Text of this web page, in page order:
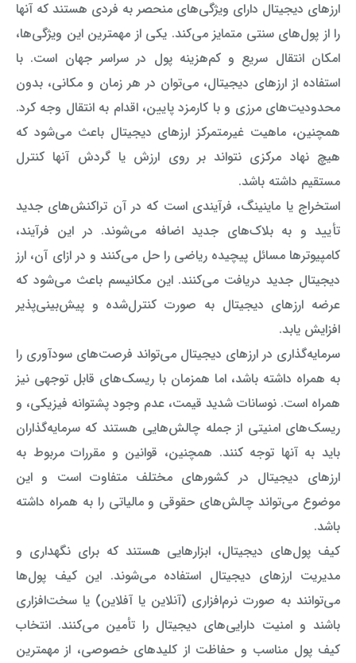
ارزهای دیجیتال دارای ویژگی‌های منحصر به فردی هستند که آنها
را از پول‌های سنتی متمایز می‌کند. یکی از مهمترین این ویژگی‌ها،
امکان انتقال سریع و کم‌هزینه پول در سراسر جهان است. با
استفاده از ارزهای دیجیتال، می‌توان در هر زمان و مکانی، بدون
محدودیت‌های مرزی و با کارمزد پایین، اقدام به انتقال وجه کرد.
همچنین، ماهیت غیرمتمرکز ارزهای دیجیتال باعث می‌شود که
هیچ نهاد مرکزی نتواند بر روی ارزش یا گردش آنها کنترل
مستقیم داشته باشد.
استخراج یا ماینینگ، فرآیندی است که در آن تراکنش‌های جدید
تأیید و به بلاک‌های جدید اضافه می‌شوند. در این فرآیند،
کامپیوترها مسائل پیچیده ریاضی را حل می‌کنند و در ازای آن، ارز
دیجیتال جدید دریافت می‌کنند. این مکانیسم باعث می‌شود که
عرضه ارزهای دیجیتال به صورت کنترل‌شده و پیش‌بینی‌پذیر
افزایش یابد.
سرمایه‌گذاری در ارزهای دیجیتال می‌تواند فرصت‌های سودآوری را
به همراه داشته باشد، اما همزمان با ریسک‌های قابل توجهی نیز
همراه است. نوسانات شدید قیمت، عدم وجود پشتوانه فیزیکی، و
ریسک‌های امنیتی از جمله چالش‌هایی هستند که سرمایه‌گذاران
باید به آنها توجه کنند. همچنین، قوانین و مقررات مربوط به
ارزهای دیجیتال در کشورهای مختلف متفاوت است و این
موضوع می‌تواند چالش‌های حقوقی و مالیاتی را به همراه داشته
باشد.
کیف پول‌های دیجیتال، ابزارهایی هستند که برای نگهداری و
مدیریت ارزهای دیجیتال استفاده می‌شوند. این کیف پول‌ها
می‌توانند به صورت نرم‌افزاری (آنلاین یا آفلاین) یا سخت‌افزاری
باشند و امنیت دارایی‌های دیجیتال را تأمین می‌کنند. انتخاب
کیف پول مناسب و حفاظت از کلیدهای خصوصی، از مهمترین